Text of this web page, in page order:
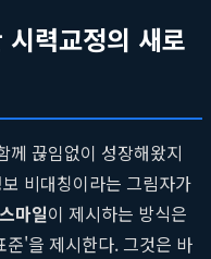
력교정의 새로
께 끊임없이 성장해왔지
비대칭이라는 그림자가
마일이 제시하는 방식은
'을 제시한다. 그것은 바